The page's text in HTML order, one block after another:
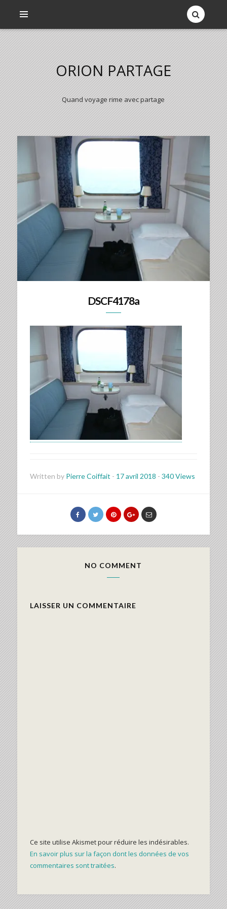
ORION PARTAGE
Quand voyage rime avec partage
DSCF4178a
Written by Pierre Coiffait - 17 avril 2018 - 340 Views
NO COMMENT
LAISSER UN COMMENTAIRE
Ce site utilise Akismet pour réduire les indésirables.
En savoir plus sur la façon dont les données de vos
commentaires sont traitées.